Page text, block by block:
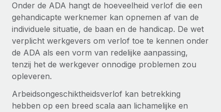
Onder de ADA hangt de hoeveelheid verlof die een
gehandicapte werknemer kan opnemen af van de
individuele situatie, de baan en de handicap. De wet
verplicht werkgevers om verlof toe te kennen onder
de ADA als een vorm van redelijke aanpassing,
tenzij het de werkgever onnodige problemen zou
opleveren.
Arbeidsongeschiktheidsverlof kan betrekking
hebben op een breed scala aan lichamelijke en